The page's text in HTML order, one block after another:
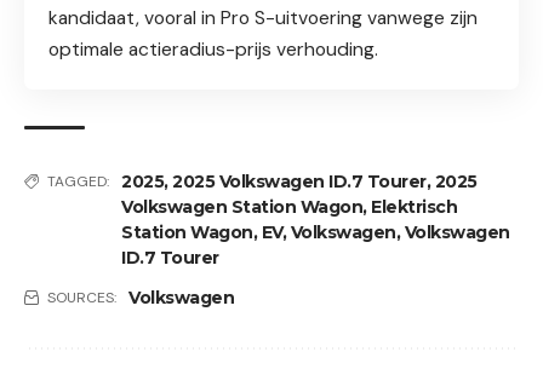
kandidaat, vooral in Pro S-uitvoering vanwege zijn
optimale actieradius-prijs verhouding.
TAGGED: 2025,2025 Volkswagen ID.7 Tourer,2025
Volkswagen Station Wagon, Elektrisch
Station Wagon, EV,Volkswagen,Volkswagen
ID.7 Tourer
SOURCES: Volkswagen